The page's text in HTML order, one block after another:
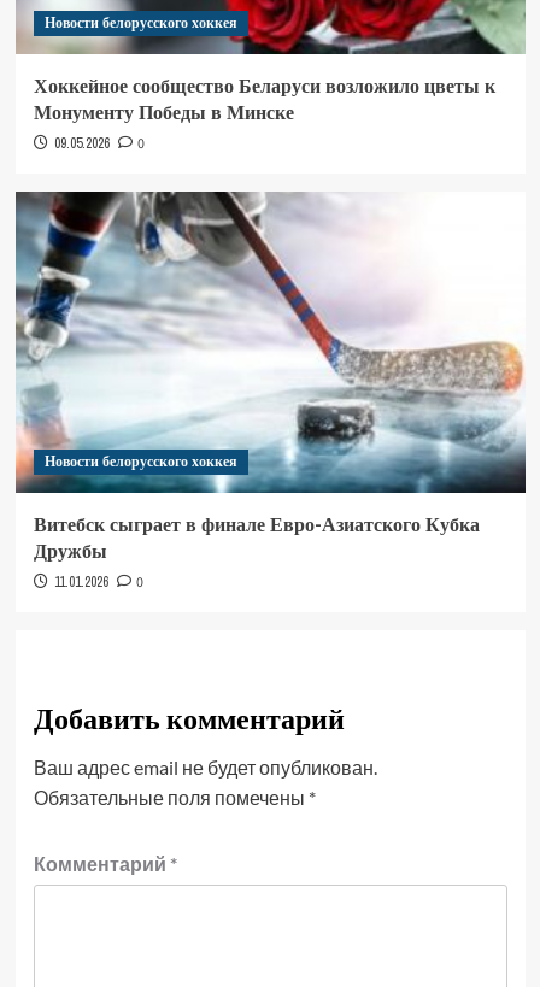
Новости белорусского хоккея
Хоккейное сообщество Беларуси возложило цветы к
Монументу Победы в Минске
09.05.2026 0
Новости белорусского хоккея
Витебск сыграет в финале Евро-Азиатского Кубка
Дружбы
11.01.2026 0
Добавить комментарий
Ваш адрес email не будет опубликован.
Обязательные поля помечены *
Комментарий *